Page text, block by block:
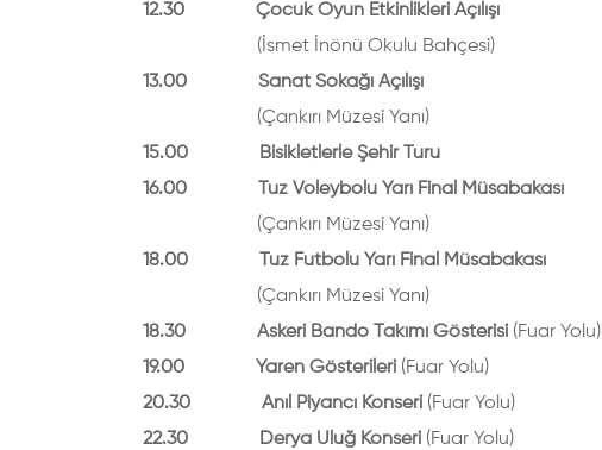
12.30 Çocuk Oyun Etkinlikleri Açılışı
(İsmet İnönü Okulu Bahçesi)
13.00 Sanat Sokağı Açılışı
(Çankırı Müzesi Yanı)
15.00 Bisikletlerle Şehir Turu
16.00 Tuz Voleybolu Yarı Final Müsabakası
(Çankırı Müzesi Yanı)
18.00 Tuz Futbolu Yarı Final Müsabakası
(Çankırı Müzesi Yanı)
18.30 Askeri Bando Takımı Gösterisi (Fuar Yolu)
19.00 Yaren Gösterileri (Fuar Yolu)
20.30 Anıl Piyancı Konseri (Fuar Yolu)
22.30 Derya Uluğ Konseri (Fuar Yolu)